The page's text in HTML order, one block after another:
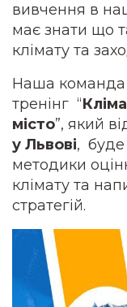
вивчення в
має знати що
клімату та
Наша
тренінг “
місто”, який
у Львові,
методики
клімату та
стратегій.